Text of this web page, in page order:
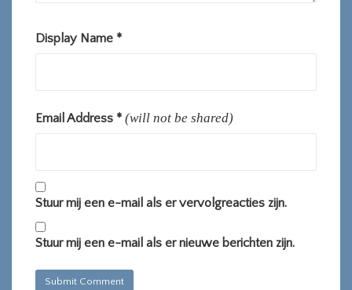
Display Name *
Email Address * (will not be shared)
Stuur mij een e-mail als er vervolgreacties zijn.
Stuur mij een e-mail als er nieuwe berichten zijn.